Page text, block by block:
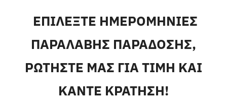
ΕΠΙΛΕΞΤΕ ΗΜΕΡΟΜΗΝΙΕΣ
ΠΑΡΑΛΑΒΗΣ ΠΑΡΑΔΟΣΗΣ,
ΡΩΤΗΣΤΕ ΜΑΣ ΓΙΑ ΤΙΜΗ ΚΑΙ
ΚΑΝΤΕ ΚΡΑΤΗΣΗ!